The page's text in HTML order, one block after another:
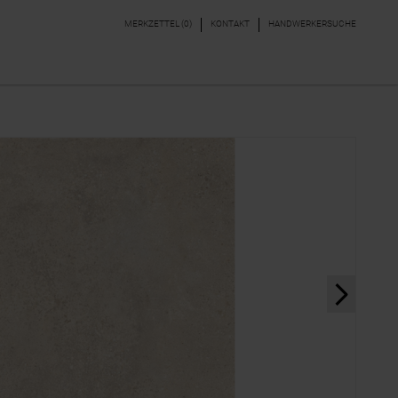
MERKZETTEL (0) KONTAKT HANDWERKERSUCHE
next